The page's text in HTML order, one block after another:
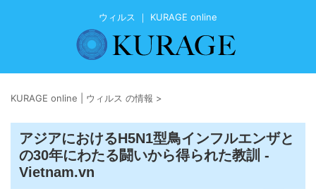
ウィルス ｜ KURAGE online
KURAGE online | ウィルス の情報 >
アジアにおけるH5N1型鳥インフルエンザと
の30年にわたる闘いから得られた教訓 -
Vietnam.vn